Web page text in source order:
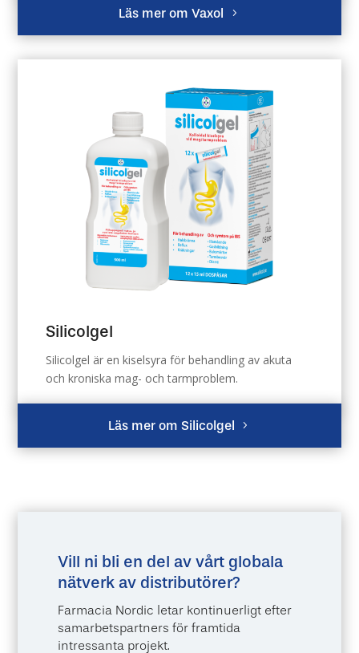
Läs mer om Vaxol
Silicolgel
Silicolgel är en kiselsyra för behandling av akuta
och kroniska mag- och tarmproblem.
Läs mer om Silicolgel
Vill ni bli en del av vårt globala
nätverk av distributörer?
Farmacia Nordic letar kontinuerligt efter
samarbetspartners för framtida
intressanta projekt.